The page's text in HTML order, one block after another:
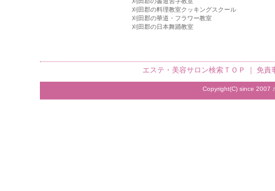
刈田郡の料理教室クッキングスクール
刈田郡の華道・フラワー教室
刈田郡の日本舞踊教室
エステ・美容サロン検索 ＴＯＰ ｜ 免責
Copyright(C) since 2007